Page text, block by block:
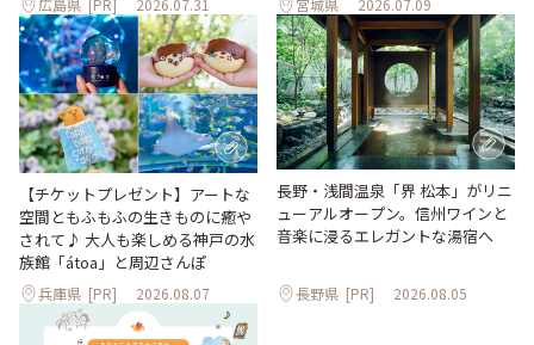
【チケットプレゼント】アートな
空間ともふもふの生きものに癒や
されて♪ 大人も楽しめる神戸の水
族館「átoa」と周辺さんぽ
兵庫県 [PR] 2026.08.07
長野・浅間温泉「界 松本」がリニ
ューアルオープン。信州ワインと
音楽に浸るエレガントな湯宿へ
長野県 [PR] 2026.08.05